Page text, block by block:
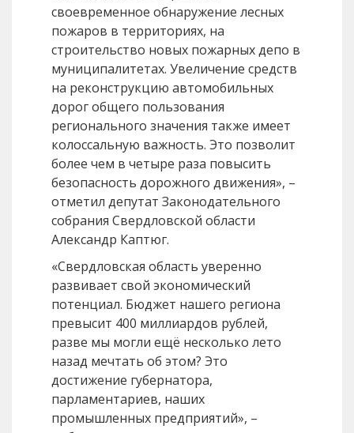
своевременное обнаружение лесных
пожаров в территориях, на
строительство новых пожарных депо в
муниципалитетах. Увеличение средств
на реконструкцию автомобильных
дорог общего пользования
регионального значения также имеет
колоссальную важность. Это позволит
более чем в четыре раза повысить
безопасность дорожного движения», –
отметил депутат Законодательного
собрания Свердловской области
Александр Каптюг.
«Свердловская область уверенно
развивает свой экономический
потенциал. Бюджет нашего региона
превысит 400 миллиардов рублей,
разве мы могли ещё несколько лето
назад мечтать об этом? Это
достижение губернатора,
парламентариев, наших
промышленных предприятий», –